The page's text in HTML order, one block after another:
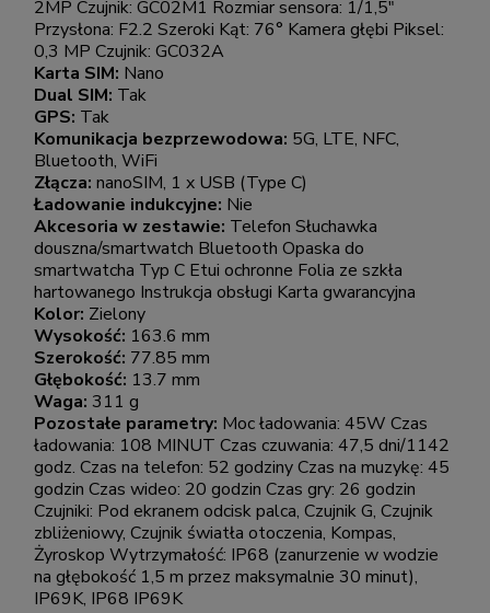
2MP Czujnik: GC02M1 Rozmiar sensora: 1/1,5"
Przysłona: F2.2 Szeroki Kąt: 76° Kamera głębi Piksel:
0,3 MP Czujnik: GC032A
Karta SIM: Nano
Dual SIM: Tak
GPS: Tak
Komunikacja bezprzewodowa: 5G, LTE, NFC,
Bluetooth, WiFi
Złącza: nanoSIM, 1 x USB (Type C)
Ładowanie indukcyjne: Nie
Akcesoria w zestawie: Telefon Słuchawka
douszna/smartwatch Bluetooth Opaska do
smartwatcha Typ C Etui ochronne Folia ze szkła
hartowanego Instrukcja obsługi Karta gwarancyjna
Kolor: Zielony
Wysokość: 163.6 mm
Szerokość: 77.85 mm
Głębokość: 13.7 mm
Waga: 311 g
Pozostałe parametry: Moc ładowania: 45W Czas
ładowania: 108 MINUT Czas czuwania: 47,5 dni/1142
godz. Czas na telefon: 52 godziny Czas na muzykę: 45
godzin Czas wideo: 20 godzin Czas gry: 26 godzin
Czujniki: Pod ekranem odcisk palca, Czujnik G, Czujnik
zbliżeniowy, Czujnik światła otoczenia, Kompas,
Żyroskop Wytrzymałość: IP68 (zanurzenie w wodzie
na głębokość 1,5 m przez maksymalnie 30 minut),
IP69K, IP68 IP69K